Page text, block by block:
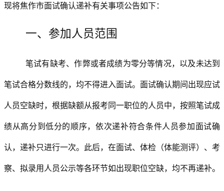
现将焦作市面试确认递补有关事项公告如下：
一、参加人员范围
笔试有缺考、作弊或者成绩为零分等情况，以及未达到
笔试合格分数线的，均不得进入面试。 面试确认期间出现应试
人员空缺时，根据缺额从报考同一职位的人员中，按照笔试成
绩从高分到低分的顺序，依次递补符合条件人员参加面试确
认，递补只进行一次。此后，在面试、体检（体能测评）、考
察、拟录用人员公示等各环节如出现职位空缺，均不再递补。